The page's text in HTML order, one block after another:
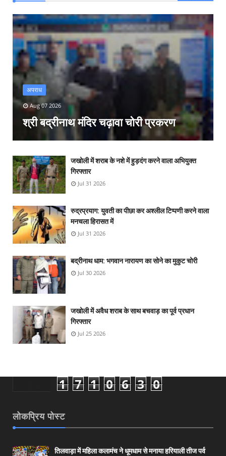
अपराध
Aug 07 2026
श्री बद्रीनाथ मंदिर चढ़ावा चोरी प्रकरण
जखोली में शराब के नशे में हुड़दंग करने वाला अभियुक्त
गिरफ्तार
Jul 31 2026
रुद्रप्रयाग: युवती का पीछा कर अश्लील टिप्पणी करने वाला
मनचला हिरासत में
Jul 31 2026
बद्रीनाथ धाम: भगवान नारायण का सोने का मुकुट चोरी
Jul 30 2026
जखोली में अवैध शराब के साथ बचवाड़ का पूर्व प्रधान
गिरफ्तार
Jul 25 2026
1 7 1 0 6 3 0
लोकप्रिय पोस्ट
तिलवाड़ा में महिला कलामंच ने धूमधाम से मनाया हरियाली तीज पर्व